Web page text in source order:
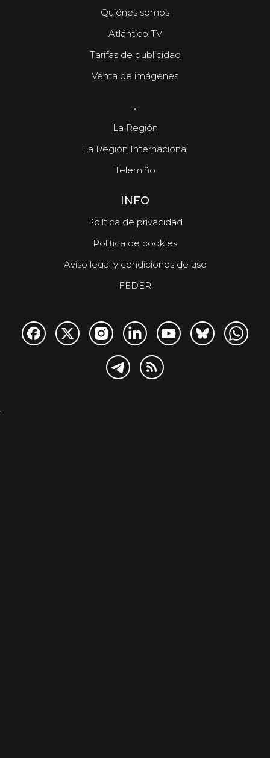
Quiénes somos
Atlántico TV
Tarifas de publicidad
Venta de imágenes
.
La Región
La Región Internacional
Telemiño
INFO
Política de privacidad
Política de cookies
Aviso legal y condiciones de uso
FEDER